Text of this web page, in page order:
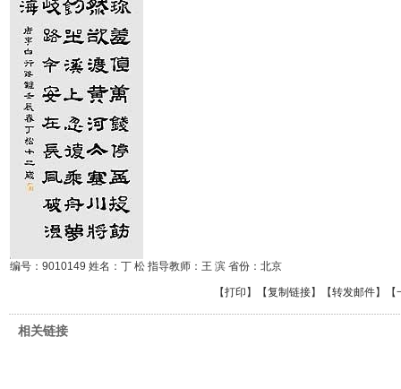
编号：9010149 姓名：丁 松 指导教师：王 滨 省份：北京
【打印 】【复制链接】【转发邮件】
相关链接